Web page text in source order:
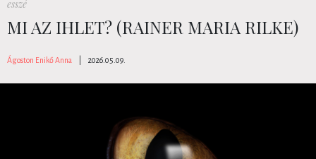
esszé
MI AZ IHLET? (RAINER MARIA RILKE)
Ágoston Enikő Anna 2026.05.09.